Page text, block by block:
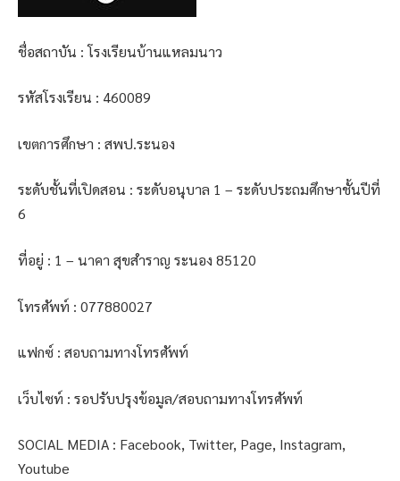
ชื่อสถาบัน : โรงเรียนบ้านแหลมนาว
รหัสโรงเรียน : 460089
เขตการศึกษา : สพป.ระนอง
ระดับชั้นที่เปิดสอน : ระดับอนุบาล 1 – ระดับประถมศึกษาชั้นปีที่
6
ที่อยู่ : 1 – นาคา สุขสำราญ ระนอง 85120
โทรศัพท์ : 077880027
แฟกซ์ : สอบถามทางโทรศัพท์
เว็บไซท์ : รอปรับปรุงข้อมูล/สอบถามทางโทรศัพท์
SOCIAL MEDIA : Facebook, Twitter, Page, Instagram,
Youtube